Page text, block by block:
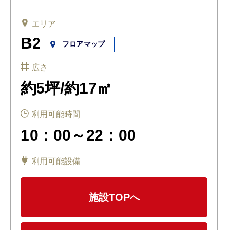
エリア
B2 フロアマップ
広さ
約5坪/約17㎡
利用可能時間
10：00～22：00
利用可能設備
施設TOPへ